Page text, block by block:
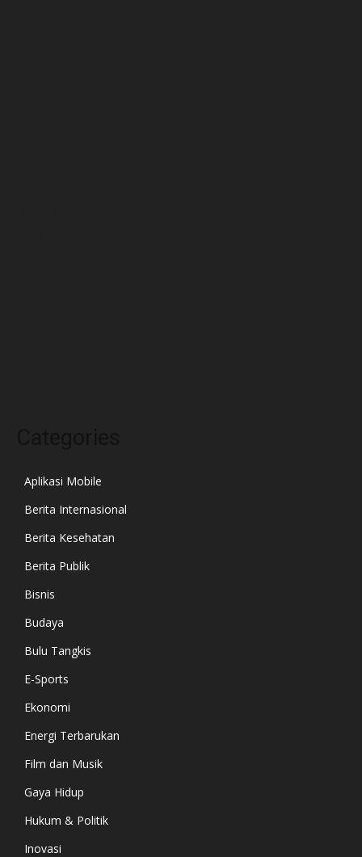
Aplikasi Mobile
Berita Internasional
Berita Kesehatan
Berita Publik
Bisnis
Budaya
Bulu Tangkis
E-Sports
Ekonomi
Energi Terbarukan
Film dan Musik
Gaya Hidup
Hukum & Politik
Inovasi